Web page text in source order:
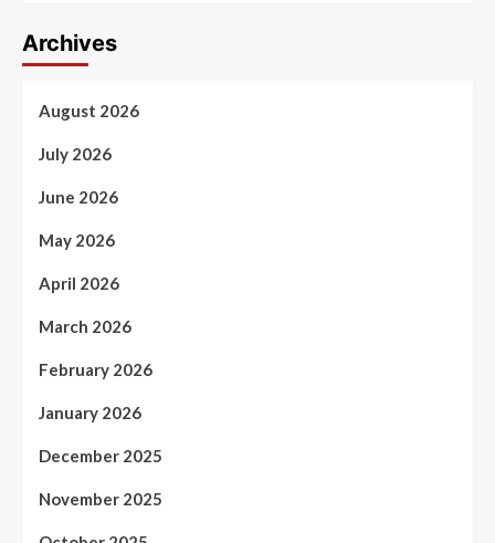
Archives
August 2026
July 2026
June 2026
May 2026
April 2026
March 2026
February 2026
January 2026
December 2025
November 2025